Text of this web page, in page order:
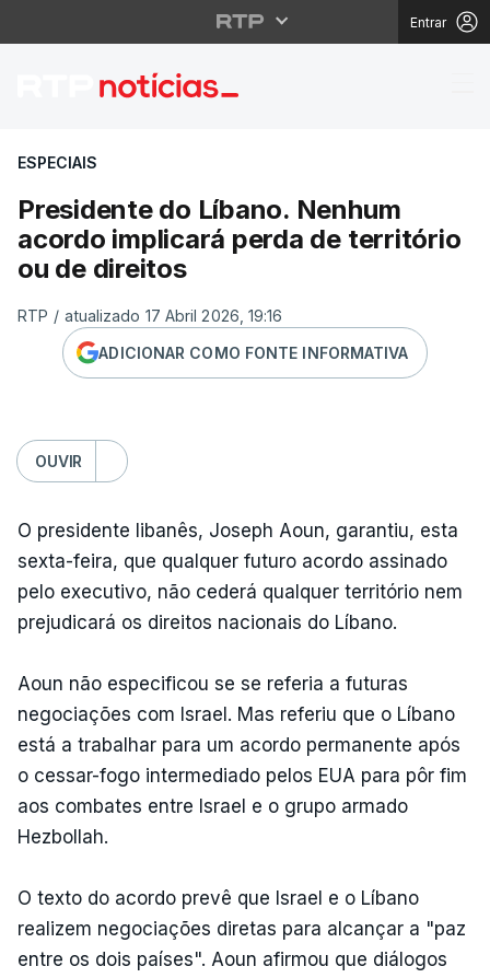
Entrar
Presidente do
ESPECIAIS
Presidente do Líbano. Nenhum
acordo implicará perda de território
ou de direitos
RTP / atualizado 17 Abril 2026, 19:16
ADICIONAR COMO FONTE INFORMATIVA
OUVIR
O presidente libanês, Joseph Aoun, garantiu, esta
sexta-feira, que qualquer futuro acordo assinado
pelo executivo, não cederá qualquer território nem
prejudicará os direitos nacionais do Líbano.
Aoun não especificou se se referia a futuras
negociações com Israel. Mas referiu que o Líbano
está a trabalhar para um acordo permanente após
o cessar-fogo intermediado pelos EUA para pôr fim
aos combates entre Israel e o grupo armado
Hezbollah.
O texto do acordo prevê que Israel e o Líbano
realizem negociações diretas para alcançar a "paz
entre os dois países". Aoun afirmou que diálogos